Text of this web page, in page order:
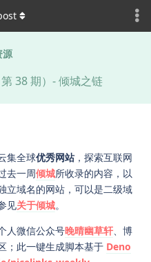
源
38 期）- 倾城之链
集全球优秀网站 ，探索互联网
去一周倾城所收录的内容，以
立域名的网站，可以是二级域
见关于倾城。
人微信公众号晚晴幽草轩 、博
；此一键生成脚本基于 Deno